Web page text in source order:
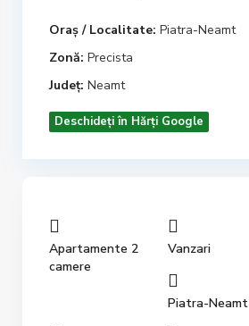
Oraș / Localitate: Piatra-Neamt
Zonă: Precista
Județ: Neamt
Deschideți în Hărți Google
Apartamente 2
camere
Vanzari
Piatra-Neamt